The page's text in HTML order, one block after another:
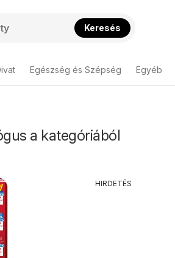
Keresés
Egészség és Szépség Egyéb
a kategóriából
HIRDETÉS